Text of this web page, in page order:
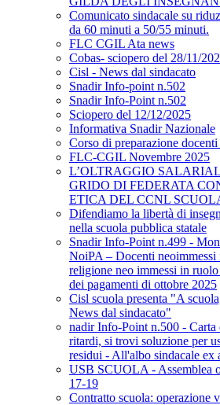
Comunicato sindacale su
da 60 minuti a 50/55 minuti.
FLC CGIL Ata news
Cobas- sciopero del 28/11/
Cisl - News dal sindacato
Snadir Info-point n.502
Snadir Info-Point n.502
Sciopero del 12/12/2025
Informativa Snadir Nazionale
Corso di preparazione
FLC-CGIL Novembre 2025
L’OLTRAGGIO
GRIDO DI FEDERATA
ETICA DEL CCNL
Difendiamo la libertà di
nella scuola pubblica statale
Snadir Info-Point n.499 -
NoiPA – Docenti
religione neo immessi in
dei pagamenti di ottobre 2025
Cisl scuola presenta "A
News dal sindacato"
nadir Info-Point n.500 - Carta
ritardi, si trovi soluzione per
residui - All'albo sindacale ex
USB SCUOLA - Assemblea
17-19
Contratto scuola: operazione